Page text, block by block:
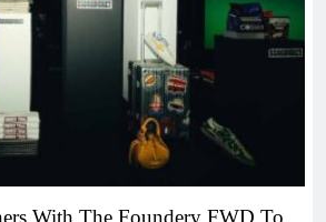
With The Foundery FWD To